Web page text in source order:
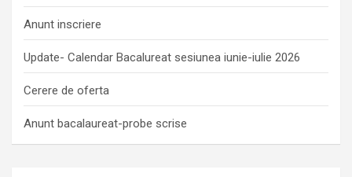
Anunt inscriere
Update- Calendar Bacalureat sesiunea iunie-iulie 2026
Cerere de oferta
Anunt bacalaureat-probe scrise